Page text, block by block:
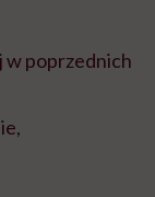
w poprzednich